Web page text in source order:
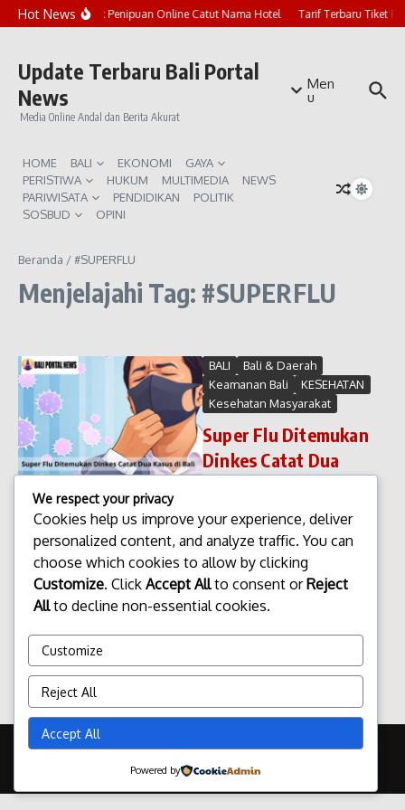
Lewati ke konten
Hot NewsMarak Penipuan Online Catut Nama Hotel Tarif Terbaru Tiket
Update Terbaru Bali Portal
News
Media Online Andal dan Berita Akurat
Men
u
HOME BALI EKONOMI
GAYA
PERISTIWA
HUKUM MULTIMEDIA
NEWS
PARIWISATA
PENDIDIKAN
POLITIK
SOSBUD
OPINI
Beranda /#SUPERFLU
Menjelajahi Tag: #SUPERFLU
BALI
Bali & Daerah
Keamanan Bali
KESEHATAN
Kesehatan Masyarakat
Super Flu Ditemukan
Dinkes Catat Dua
Catat Dua Kasus di Bali Dinas
Kesehatan (Dinkes) Bali
mencatat adanya dua kasus
yang di duga terpapar varian
flu dengan tingkat penularan
masyaraka...
admin Januari 18, 2026
Copyright © 2026 Update Terbaru Bali Portal News | Powered by
Majalah Berita X
We respect your privacy
Cookies help us improve your experience, deliver
personalized content, and analyze traffic. You can
choose which cookies to allow by clicking
Customize. Click Accept Allto consent orReject
Allto decline non-essential cookies.
Customize
Reject All
Accept All
Powered by